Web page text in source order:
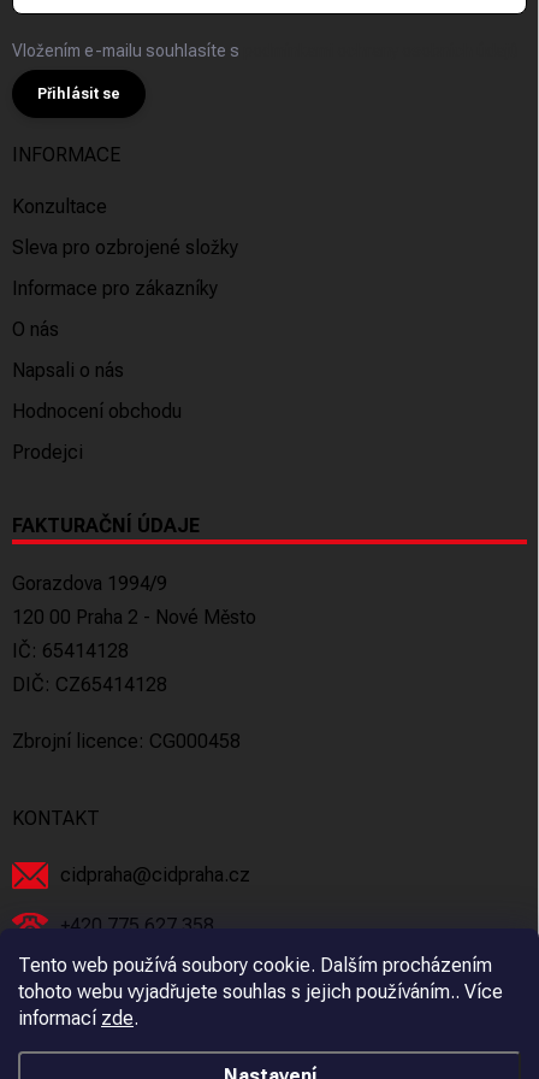
Tento web používá soubory cookie. Dalším procházením
tohoto webu vyjadřujete souhlas s jejich používáním.. Více
informací zde.
Vložením e-mailu souhlasíte s
Přihlásit se
INFORMACE
Konzultace
Sleva pro ozbrojené složky
Informace pro zákazníky
O nás
Napsali o nás
Hodnocení obchodu
Prodejci
FAKTURAČNÍ ÚDAJE
Gorazdova 1994/9
120 00 Praha 2 - Nové Město
IČ: 65414128
DIČ: CZ65414128
Zbrojní licence: CG000458
KONTAKT
cidpraha@cidpraha.cz
+420 775 627 358
Facebook
cidpraha_zbrane